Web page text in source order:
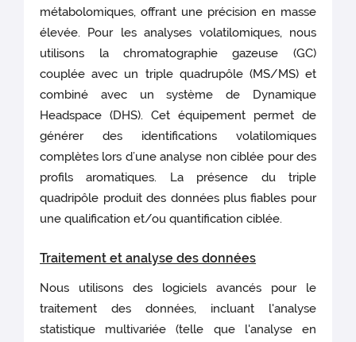
métabolomiques, offrant une précision en masse
élevée. Pour les analyses volatilomiques, nous
utilisons la chromatographie gazeuse (GC)
couplée avec un triple quadrupôle (MS/MS) et
combiné avec un système de Dynamique
Headspace (DHS). Cet équipement permet de
générer des identifications volatilomiques
complètes lors d’une analyse non ciblée pour des
profils aromatiques. La présence du triple
quadripôle produit des données plus fiables pour
une qualification et/ou quantification ciblée.
Traitement et analyse des données
Nous utilisons des logiciels avancés pour le
traitement des données, incluant l'analyse
statistique multivariée (telle que l'analyse en